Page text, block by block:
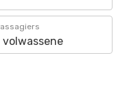
volwassene